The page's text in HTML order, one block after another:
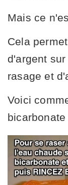
Mais ce
Cela
d'argent
rasage et
Voici
bicarbonate